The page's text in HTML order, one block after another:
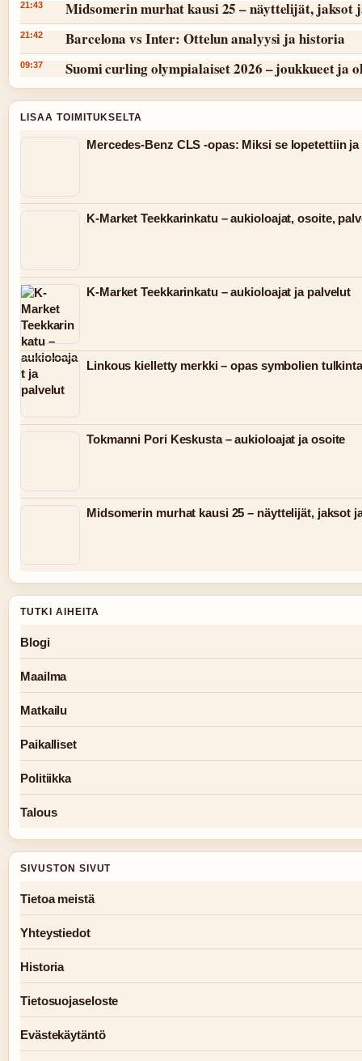
21:43 Midsomerin murhat kausi 25 – näyttelijät, jaksot
21:42 Barcelona vs Inter: Ottelun analyysi ja historia
09:37 Suomi curling olympialaiset 2026 – joukkueet ja
LISAA TOIMITUKSELTA
Mercedes-Benz CLS -opas: Miksi se lopetettiin
K-Market Teekkarinkatu – aukioloajat, osoite,
K-Market Teekkarinkatu – aukioloajat ja palvelut
Linkous kielletty merkki – opas symbolien
Tokmanni Pori Keskusta – aukioloajat ja osoite
Midsomerin murhat kausi 25 – näyttelijät, jaksot
TUTKI AIHEITA
Blogi
Maailma
Matkailu
Paikalliset
Politiikka
Talous
SIVUSTON SIVUT
Tietoa meistä
Yhteystiedot
Historia
Tietosuojaseloste
Evästekäytäntö